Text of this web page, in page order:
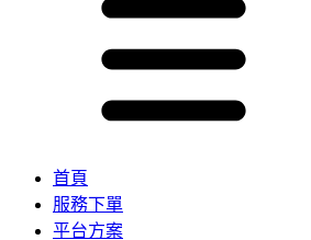
首頁
服務下單
平台方案